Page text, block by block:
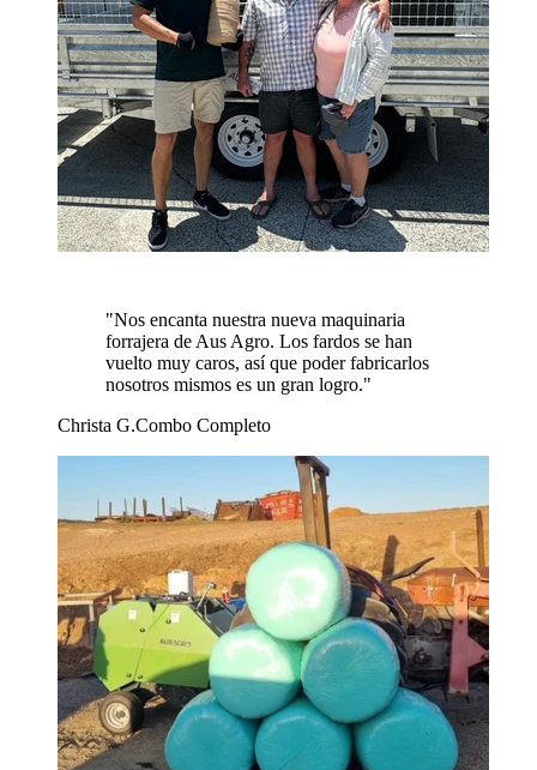
"Nos encanta nuestra nueva maquinaria
forrajera de Aus Agro. Los fardos se han
vuelto muy caros, así que poder fabricarlos
nosotros mismos es un gran logro."
Christa G.Combo Completo